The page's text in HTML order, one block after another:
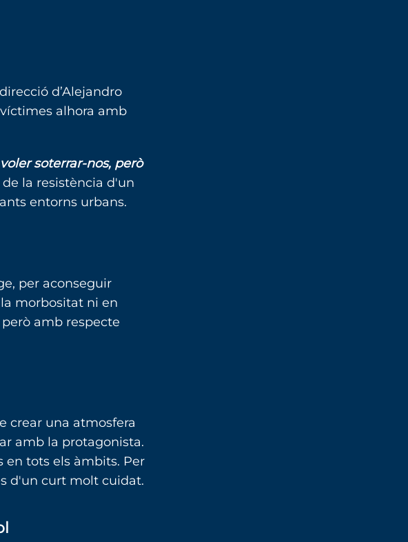
d’Alejandro
alhora amb
soterrar-nos, però
la resistència d'un
entorns urbans.
per aconseguir
morbositat ni en
amb respecte
crear una atmosfera
amb la protagonista.
tots els àmbits. Per
d'un curt molt cuidat.